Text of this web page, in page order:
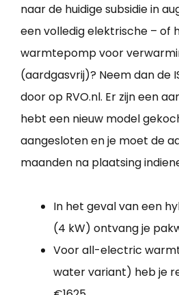
naar de huidige subsidie in
een volledig elektrische – of
warmtepomp voor
(aardgasvrij)? Neem dan de
door op RVO.nl. Er zijn een
hebt een nieuw model
aangesloten en je moet de
maanden na plaatsing
In het geval van een
(4 kW) ontvang je
Voor all-electric
water variant) heb je